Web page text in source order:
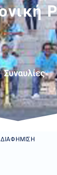
Συναυλίες
ΔΙΑΦΉΜΙΣΗ